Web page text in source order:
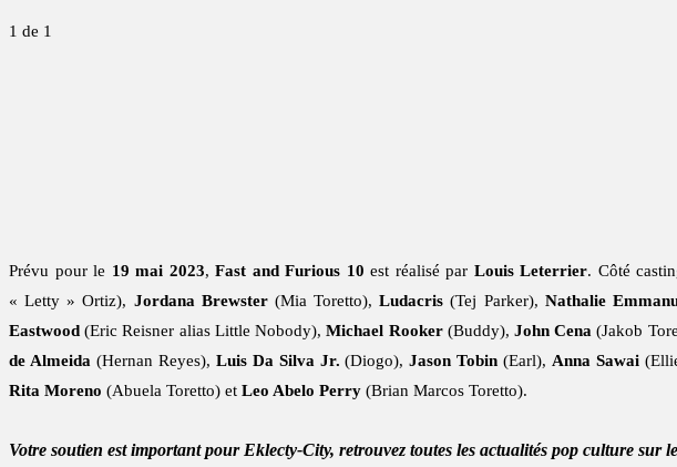
1 de 1
Prévu pour le 19 mai 2023,Fast and Furious 10 est réalisé par Louis Leterrier. Côté
« Letty » Ortiz), Jordana Brewster(Mia Toretto),Ludacris (Tej Parker), Nathalie
Eastwood (Eric Reisner alias Little Nobody),Michael Rooker(Buddy), John Cena (Jakob
de Almeida (Hernan Reyes), Luis Da Silva Jr. (Diogo),Jason Tobin (Earl), Anna Sawai
Rita Moreno (Abuela Toretto) et Leo Abelo Perry (Brian Marcos Toretto).
Votre soutien est important pour Eklecty-City, retrouvez toutes les actualités pop culture sur